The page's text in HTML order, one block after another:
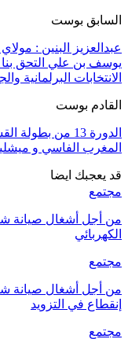
السابق بوست
عبدالعزيز البنين :
يوسف بن علي التحق
الانتخابات البرلمانية
القادم بوست
الدورة 13 من
المغرب الفاسي و
قد يعجبك ايضا
مجتمع
من أجل أشغال صيانة
الكهربائي
مجتمع
من أجل أشغال صيانة
إنقطاع في التزويد
مجتمع